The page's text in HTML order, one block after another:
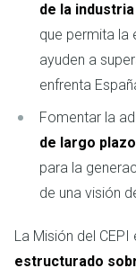
de la
que permita la
ayuden a
enfrenta
Fomentar la
de largo plazo
para la
de una visión
La Misión del CEPI
estructurado